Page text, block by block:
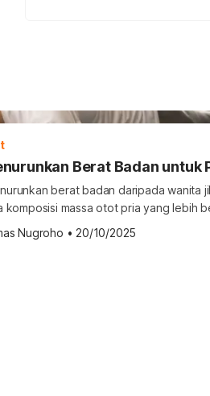
Berat Badan untuk
berat badan daripada wanita
komposisi massa otot pria yang lebih
otot sehingga tubuh lebih efektif
yang bisa dilakukan pria sebagai
Nugroho • 20/10/2025